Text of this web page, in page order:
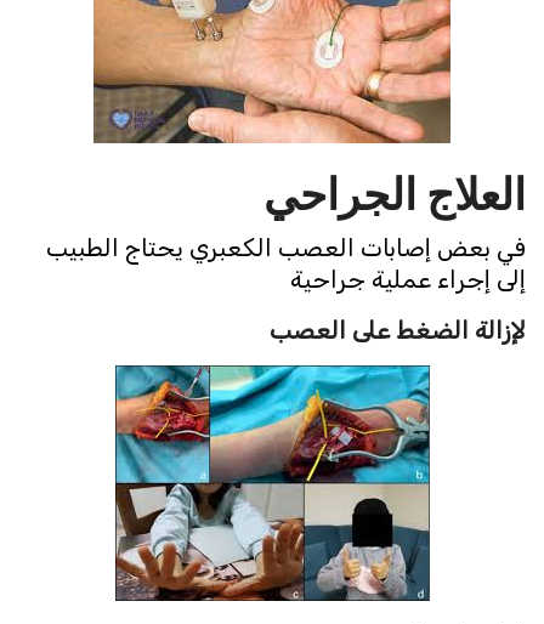
العلاجالجراحي
في بعض إصابات العصب الكعبري يحتاج الطبيب
إلى إجراء عملية جراحية
لإزالة الضغط على العصب